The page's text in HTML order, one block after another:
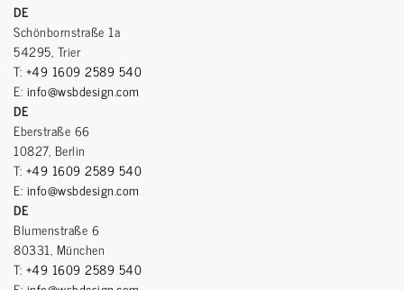
DE
Schönbornstraße 1a
54295, Trier
T: +49 1609 2589 540
E: info@wsbdesign.com
DE
Eberstraße 66
10827, Berlin
T: +49 1609 2589 540
E: info@wsbdesign.com
DE
Blumenstraße 6
80331, München
T: +49 1609 2589 540